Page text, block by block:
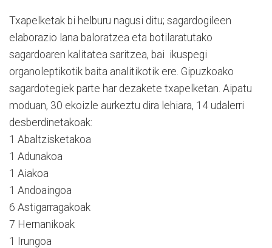
Txapelketak bi helburu nagusi ditu; sagardogileen
elaborazio lana baloratzea eta botilaratutako
sagardoaren kalitatea saritzea, bai ikuspegi
organoleptikotik baita analitikotik ere. Gipuzkoako
sagardotegiek parte har dezakete txapelketan. Aipatu
moduan, 30 ekoizle aurkeztu dira lehiara, 14 udalerri
desberdinetakoak:
1 Abaltzisketakoa
1 Adunakoa
1 Aiakoa
1 Andoaingoa
6 Astigarragakoak
7 Hernanikoak
1 Irungoa